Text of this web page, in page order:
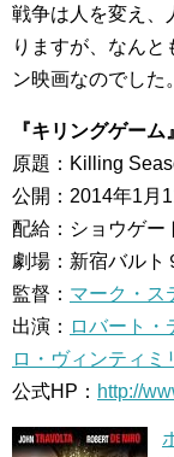
戦争は人を変え、
りますが、なんと
ン映画なのでした。
『キリングゲーム』
原題：Killing
公開：2014年1月
配給：ショウゲー
劇場：新宿バルト
監督： マーク・ス
出演： ロバート・
ロ・ヴィンティミ
公式HP： http://